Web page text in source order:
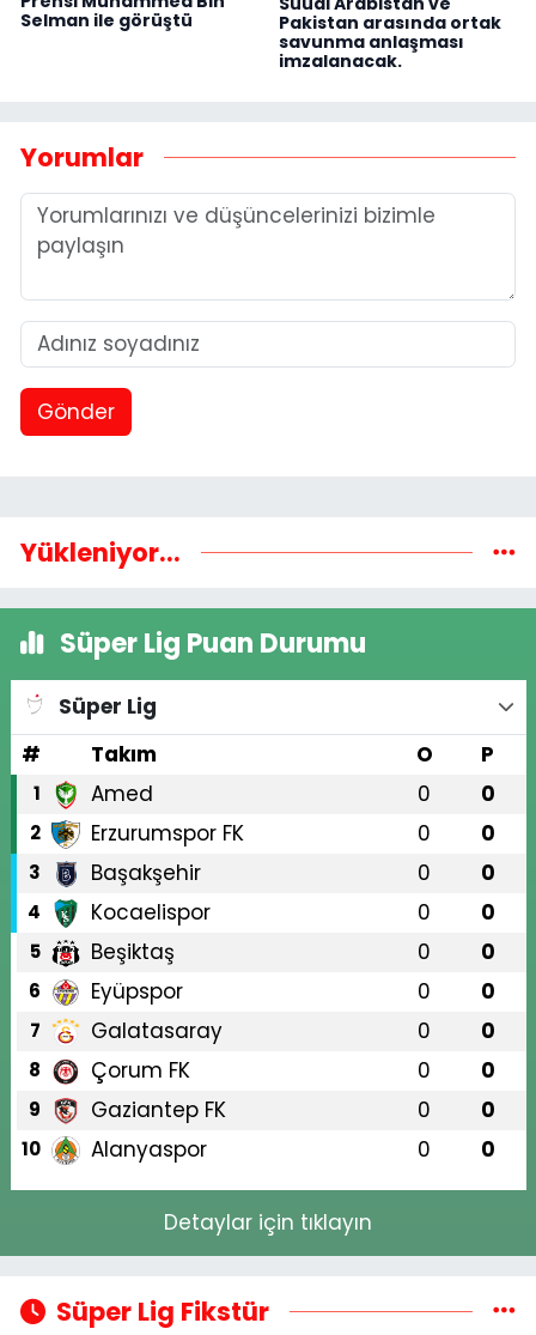
Selman ile görüştü
Pakistan arasında ortak
savunma anlaşması
imzalanacak.
Yorumlar
Gönder
Yükleniyor...
Süper Lig Puan Durumu
Süper Lig
#
Takım O P
1 Amed 0 0
2 Erzurumspor FK 0 0
3 Başakşehir 0 0
4 Kocaelispor 0 0
5 Beşiktaş 0 0
6 Eyüpspor 0 0
7 Galatasaray 0 0
8 Çorum FK 0 0
9 Gaziantep FK 0 0
10 Alanyaspor 0 0
Detaylar için tıklayın
Süper Lig Fikstür